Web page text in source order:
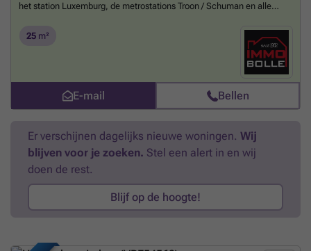
het station Luxemburg, de metrostations Troon / Schuman en alle
op de gelijkvloerse verdieping van een gebouw van 7 verdiepingen. De
studio bestaat uit: een inkomhal met apart toilet, een woonkamer, een
ingerichte keuken en een doucheruimte. Private kelder. Collectieve
gasketel. Dubbele beglazing. Huurcontract van minimum 1 jaar
gewenst. Onmiddellijk beschikbaar. Meer informatie op onze site:
### (referentie: 7796618)
25 m²
E-mail Bellen
Er verschijnen dagelijks nieuwe woningen. Wij
blijven voor je zoeken. Stel een alert in en wij
doen de rest.
Blijf op de hoogte!